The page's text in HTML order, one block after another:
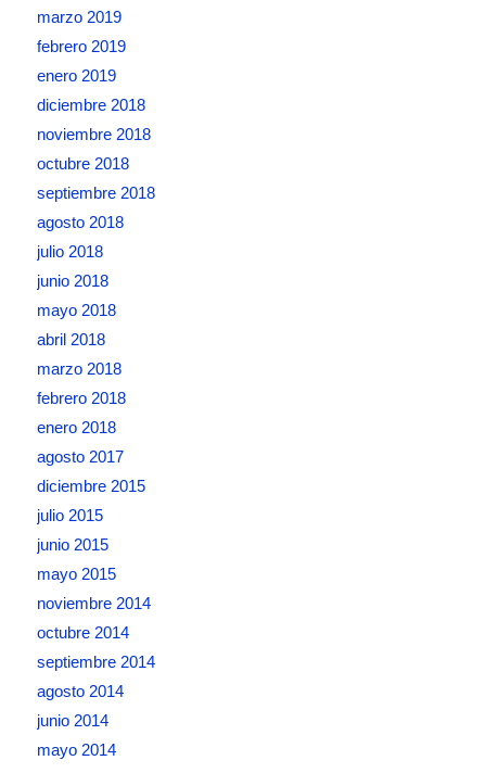
marzo 2019
febrero 2019
enero 2019
diciembre 2018
noviembre 2018
octubre 2018
septiembre 2018
agosto 2018
julio 2018
junio 2018
mayo 2018
abril 2018
marzo 2018
febrero 2018
enero 2018
agosto 2017
diciembre 2015
julio 2015
junio 2015
mayo 2015
noviembre 2014
octubre 2014
septiembre 2014
agosto 2014
junio 2014
mayo 2014